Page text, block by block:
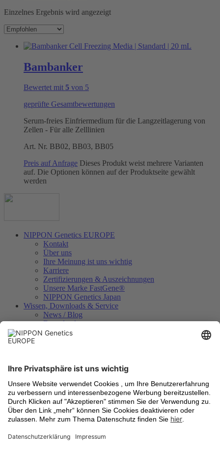
Einzelnes Ergebnis wird angezeigt
Bambanker
Bewertet mit 5 von 5
geprüfte Gesamtbewertungen
Serum-freies Einfriermedium für die Langzeitlagerung von
Zellen - Für alle Zelllinien
Art. Nr. BB02, BB03, BB05
Preis auf Anfrage Dieses Produkt weist mehrere Varianten
auf. Die Optionen können auf der Produktseite gewählt
werden
NIPPON Genetics EUROPE
Kontakt
Über uns
Ihre Meinung ist uns wichtig
Karriere
Zertifizierungen & Auszeichnungen
Unsere Marke FastGene®
NIPPON Genetics Japan
Wissen, Downloads & Service
News / Blog
Downloads
Videos
Internationale Händler
Allgemeine Geschäftsbedingungen
Versandkosten
Rücknahme von Altgeräten
Datenschutzbestimmungen
Cookie Einstellungen
Warenzeichen